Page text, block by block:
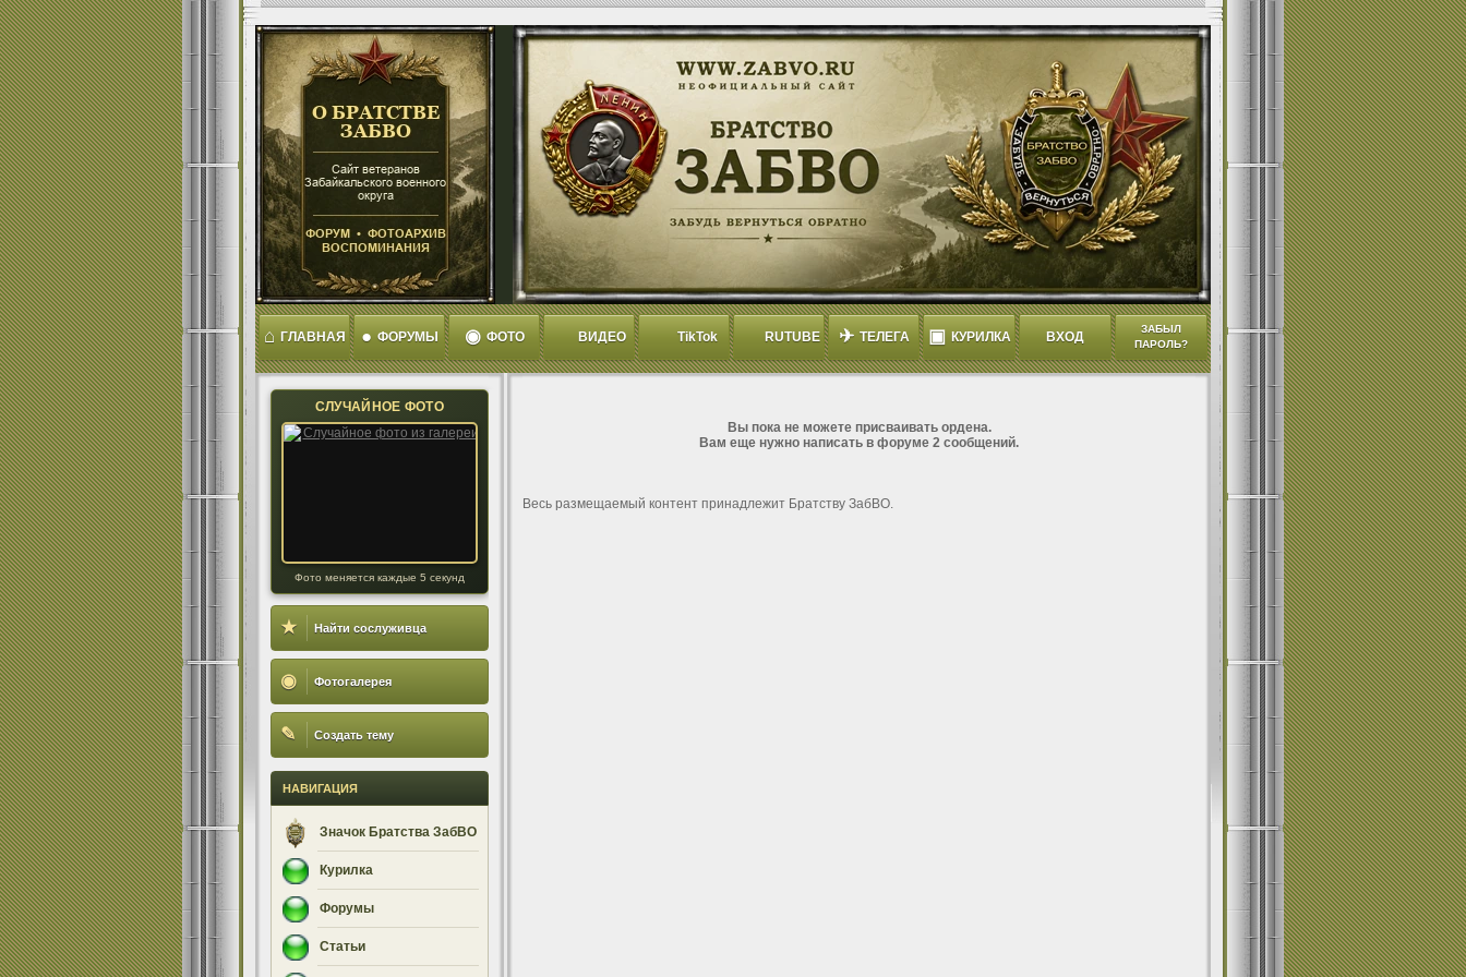
⌂ ГЛАВНАЯ ● ФОРУМЫ ◉ ФОТО ВИДЕО TikTok RUTUBE ✈ ТЕЛЕГА ▣ КУРИЛКА ВХОД
ЗАБЫЛ
ПАРОЛЬ?
СЛУЧАЙНОЕ ФОТО
Фото меняется каждые 5 секунд
★ Найти сослуживца
◉ Фотогалерея
✎ Создать тему
НАВИГАЦИЯ
Значок Братства ЗабВО
Курилка
Форумы
Статьи
Вы пока не можете присваивать ордена.
Вам еще нужно написать в форуме 2 сообщений.
Весь размещаемый контент принадлежит Братству ЗабВО.